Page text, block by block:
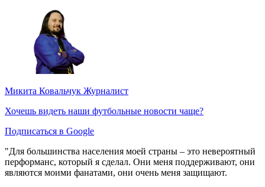
Микита Ковальчук Журналист
Хочешь видеть наши футбольные новости чаще?
Подписаться в Google
"Для большинства населения моей страны – это невероятный
перформанс, который я сделал. Они меня поддерживают, они
являются моими фанатами, они очень меня защищают.